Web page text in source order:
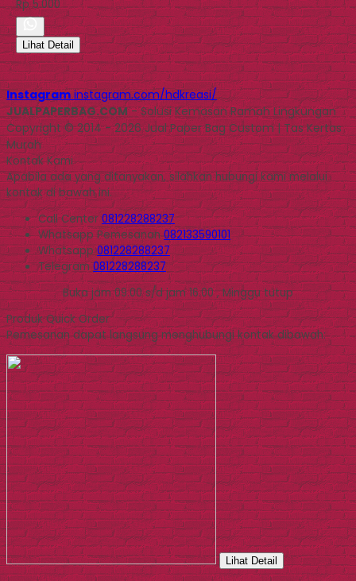
Rp 5.000
Lihat Detail
Instagram instagram.com/hdkreasi/
JUALPAPERBAG.COM- Solusi Kemasan Ramah Lingkungan
Copyright © 2014 - 2026 Jual Paper Bag Custom | Tas Kertas
Murah
Kontak Kami
Apabila ada yang ditanyakan, silahkan hubungi kami melalui
kontak di bawah ini.
Call Center081228288237
WhatsappPemesanan 082133590101
Whatsapp081228288237
Telegram081228288237
Buka jam 09.00 s/d jam 16.00 , Minggu tutup
Produk Quick Order
Pemesanan dapat langsung menghubungi kontak dibawah:
Lihat Detail